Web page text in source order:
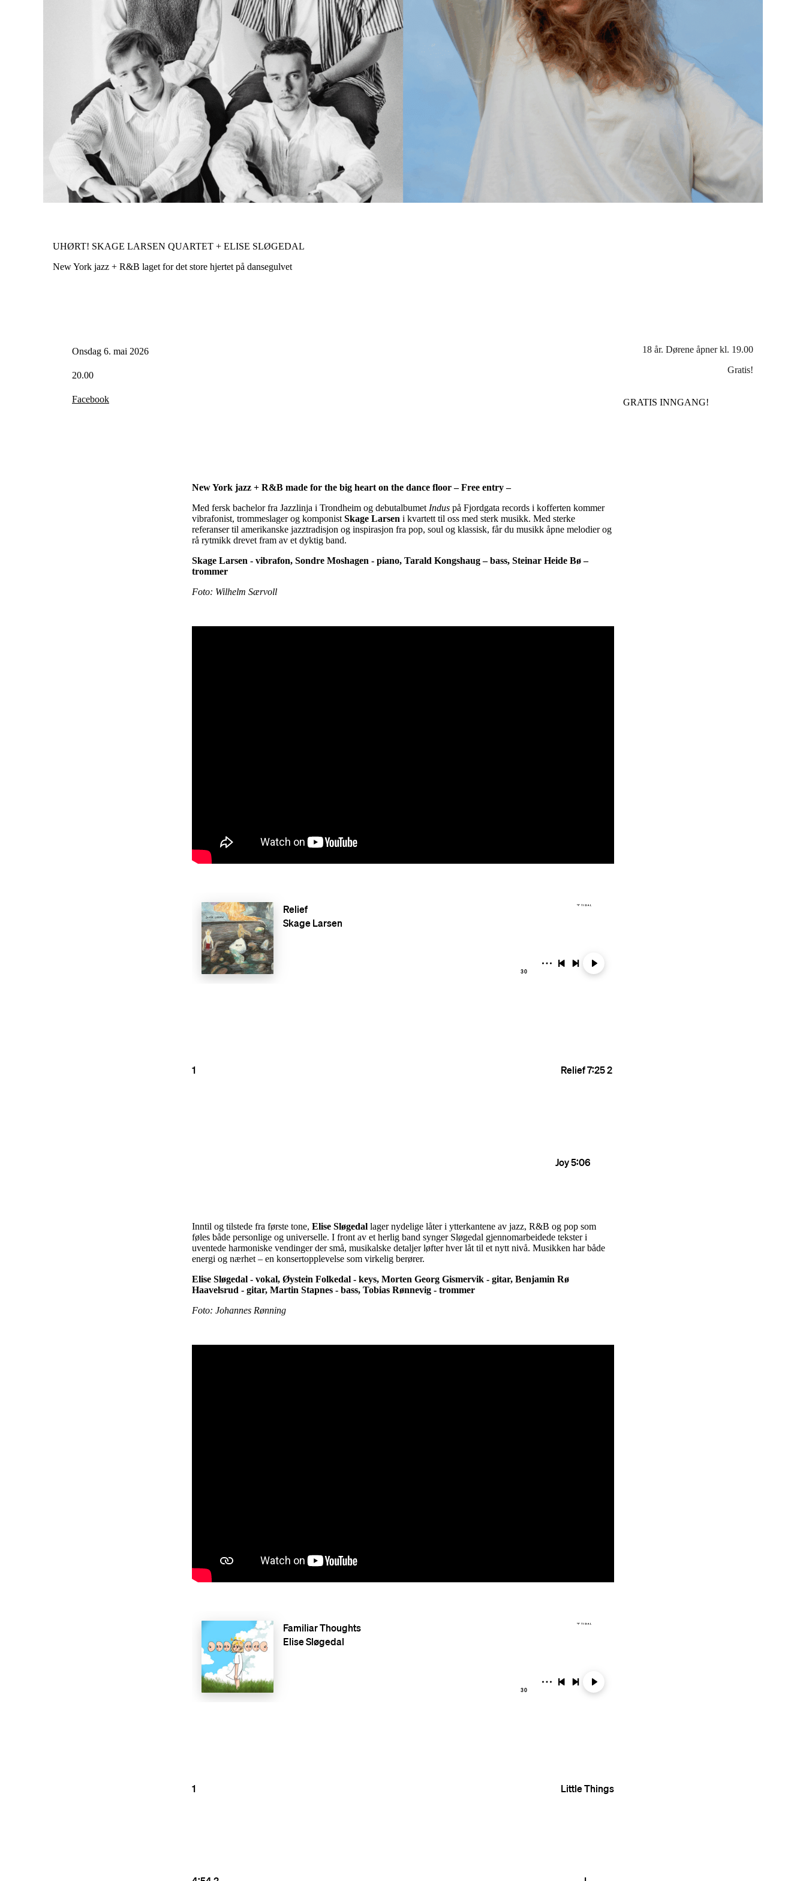
UHØRT! SKAGE LARSEN QUARTET + ELISE SLØGEDAL
New York jazz + R&B laget for det store hjertet på dansegulvet
Onsdag 6. mai 2026
20.00
Facebook
18 år. Dørene åpner kl. 19.00
Gratis!
GRATIS INNGANG!
New York jazz + R&B made for the big heart on the dance floor – Free entry –
Med fersk bachelor fra Jazzlinja i Trondheim og debutalbumet Indus på Fjordgata records i kofferten kommer
vibrafonist, trommeslager og komponist Skage Larsen i kvartett til oss med sterk musikk. Med sterke
referanser til amerikanske jazztradisjon og inspirasjon fra pop, soul og klassisk, får du musikk åpne melodier og
rå rytmikk drevet fram av et dyktig band.
Skage Larsen - vibrafon, Sondre Moshagen - piano, Tarald Kongshaug – bass, Steinar Heide Bø –
trommer
Foto: Wilhelm Særvoll
Inntil og tilstede fra første tone, Elise Sløgedal lager nydelige låter i ytterkantene av jazz, R&B og pop som
føles både personlige og universelle. I front av et herlig band synger Sløgedal gjennomarbeidede tekster i
uventede harmoniske vendinger der små, musikalske detaljer løfter hver låt til et nytt nivå. Musikken har både
energi og nærhet – en konsertopplevelse som virkelig berører.
Elise Sløgedal - vokal, Øystein Folkedal - keys, Morten Georg Gismervik - gitar, Benjamin Rø
Haavelsrud - gitar, Martin Stapnes - bass, Tobias Rønnevig - trommer
Foto: Johannes Rønning